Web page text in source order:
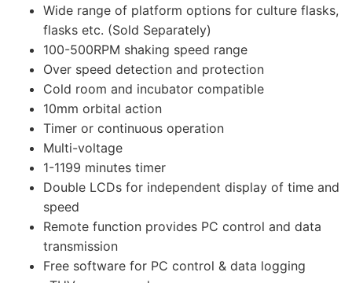
Wide range of platform options for culture flasks,
flasks etc. (Sold Separately)
100-500RPM shaking speed range
Over speed detection and protection
Cold room and incubator compatible
10mm orbital action
Timer or continuous operation
Multi-voltage
1-1199 minutes timer
Double LCDs for independent display of time and
speed
Remote function provides PC control and data
transmission
Free software for PC control & data logging